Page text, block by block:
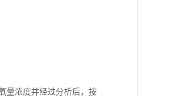
量浓度并经过分析后，按